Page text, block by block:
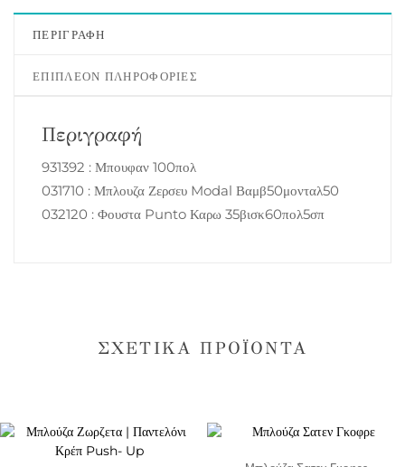
ΠΕΡΙΓΡΑΦΉ
ΕΠΙΠΛΈΟΝ ΠΛΗΡΟΦΟΡΊΕΣ
Περιγραφή
931392 : Μπουφαν 100πολ
031710 : Μπλουζα Ζερσευ Modal Βαμβ50μονταλ50
032120 : Φουστα Punto Καρω 35βισκ60πολ5σπ
ΣΧΕΤΙΚΆ ΠΡΟΪΌΝΤΑ